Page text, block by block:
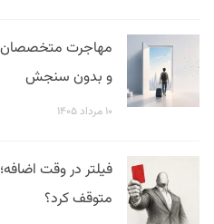
مهاجرت متخصصان
و بدون سنجش
۱۰ مرداد ۱۴۰۵
متوقف کرد؟